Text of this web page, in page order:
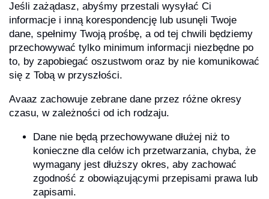
Jeśli zażądasz, abyśmy przestali wysyłać Ci
informacje i inną korespondencję lub usunęli Twoje
dane, spełnimy Twoją prośbę, a od tej chwili będziemy
przechowywać tylko minimum informacji niezbędne po
to, by zapobiegać oszustwom oraz by nie komunikować
się z Tobą w przyszłości.
Avaaz zachowuje zebrane dane przez różne okresy
czasu, w zależności od ich rodzaju.
Dane nie będą przechowywane dłużej niż to
konieczne dla celów ich przetwarzania, chyba, że
wymagany jest dłuższy okres, aby zachować
zgodność z obowiązującymi przepisami prawa lub
zapisami.